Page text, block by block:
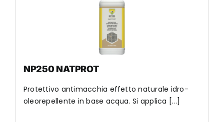
NP250 NATPROT
Protettivo antimacchia effetto naturale idro-
oleorepellente in base acqua. Si applica [...]